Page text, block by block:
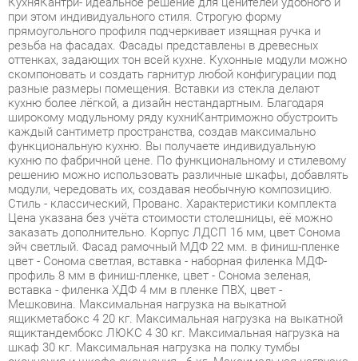
оттенках, задающих тон всей кухне. Кухонные модули можно
скомпоновать и создать гарнитур любой конфигурации под
разные размеры помещения. Вставки из стекла делают
кухню более лёгкой, а дизайн нестандартным. Благодаря
широкому модульному ряду кухниКантриможно обустроить
каждый сантиметр пространства, создав максимально
функциональную кухню. Вы получаете индивидуальную
кухню по фабричной цене. По функциональному и стилевому
решению можно использовать различные шкафы, добавлять
модули, чередовать их, создавая необычную композицию.
Стиль - классический, Прованс. Характеристики комплекта
Цена указана без учёта стоимости столешницы, её можно
заказать дополнительно. Корпус ЛДСП 16 мм, цвет Сонома
эйч светлый. Фасад рамочный МДФ 22 мм. в финиш-пленке
цвет - Сонома светлая, вставка - наборная филенка МДФ-
профиль 8 мм в финиш-пленке, цвет - Сонома зеленая,
вставка - филенка ХДФ 4 мм в пленке ПВХ, цвет -
Мешковина. Максимальная нагрузка на выкатной
ящикметабокс 4 20 кг. Максимальная нагрузка на выкатной
ящиктандембокс ЛЮКС 4 30 кг. Максимальная нагрузка на
шкаф 30 кг. Максимальная нагрузка на полку тумбы
окончания и шкафа окончания - 6 кг. Максимальная нагрузка
на полку ЛДСП - 15 кг. На стеклополку - 8 кг. Шкаф к стене
крепится с помощью универсального навеса. Навес в
комплекте. Крепежная фурнитура для навеса приобретается
дополнительно.